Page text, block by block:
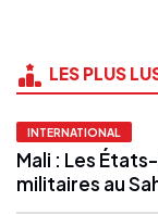
LES PLUS
INTERNATIONAL
Mali : Les
militaires au